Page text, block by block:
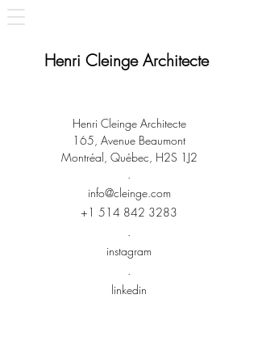
Henri Cleinge Architecte
Henri Cleinge Architecte
165, Avenue Beaumont
Montréal, Québec, H2S 1J2
.
info@cleinge.com
+1 514 842 3283
.
instagram
.
linkedin